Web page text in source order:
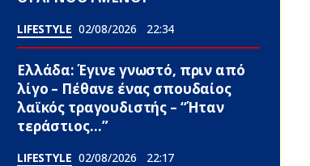
LIFESTYLE 02/08/2026 22:34
Ελλάδα: Έγινε γνωστό, πριν από
λίγο – Πέθανε ένας σπουδαίος
λαϊκός τραγουδιστής – “Ήταν
τεράστιος…”
LIFESTYLE 02/08/2026 22:17